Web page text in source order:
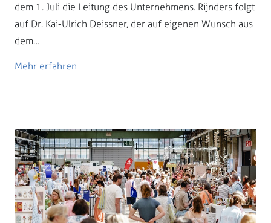
dem 1. Juli die Leitung des Unternehmens. Rijnders folgt
auf Dr. Kai-Ulrich Deissner, der auf eigenen Wunsch aus
dem…
Mehr erfahren